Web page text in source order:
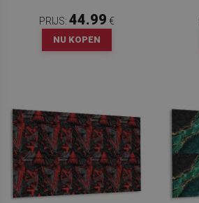
PRIJS: 44.99 €
NU KOPEN